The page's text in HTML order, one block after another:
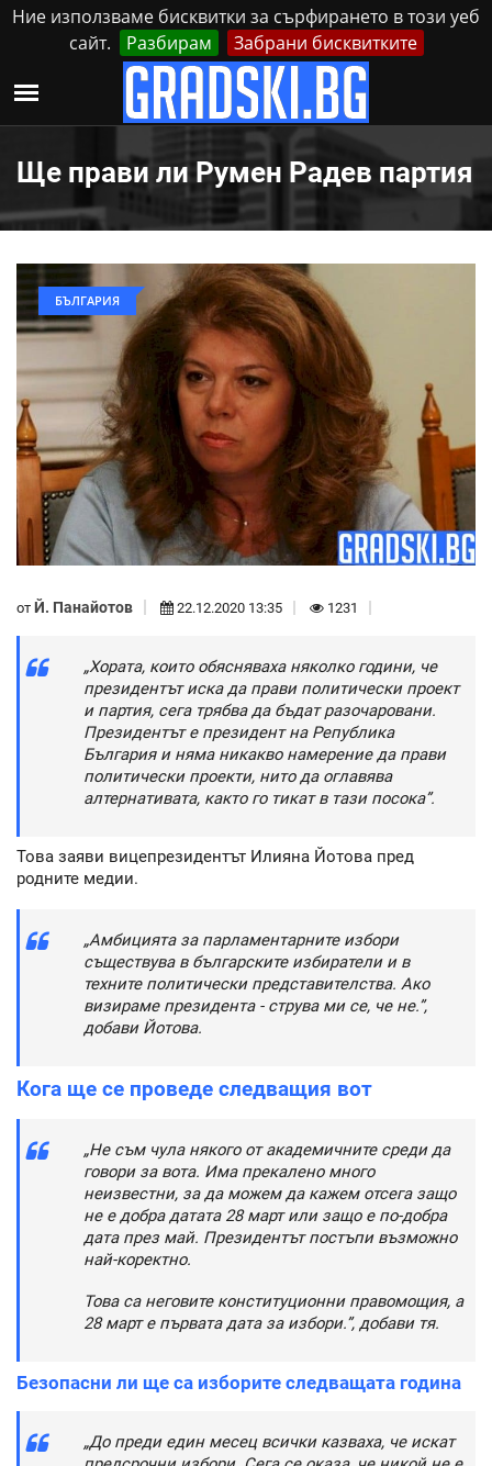
Ние използваме бисквитки за сърфирането в този уеб
сайт.
Разбирам Забрани бисквитките
Неделя, 9 Август, 2026 Реклама Контакти
Ще прави ли Румен Радев партия
БЪЛГАРИЯ
от Й. Панайотов 22.12.2020 13:35 1231
„Хората, които обясняваха няколко години, че
президентът иска да прави политически проект
и партия, сега трябва да бъдат разочаровани.
Президентът е президент на Република
България и няма никакво намерение да прави
политически проекти, нито да оглавява
алтернативата, както го тикат в тази посока”.
Това заяви вицепрезидентът Илияна Йотова пред
родните медии.
„Амбицията за парламентарните избори
съществува в българските избиратели и в
техните политически представителства. Ако
визираме президента - струва ми се, че не.”,
добави Йотова.
Кога ще се проведе следващия вот
„Не съм чула някого от академичните среди да
говори за вота. Има прекалено много
неизвестни, за да можем да кажем отсега защо
не е добра датата 28 март или защо е по-добра
дата през май. Президентът постъпи възможно
най-коректно.
Това са неговите конституционни правомощия, а
28 март е първата дата за избори.”, добави тя.
Безопасни ли ще са изборите следващата година
„До преди един месец всички казваха, че искат